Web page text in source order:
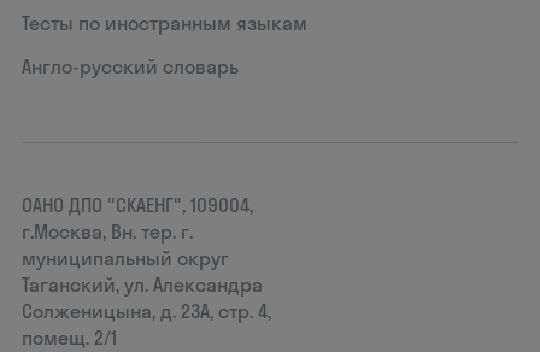
Тесты по иностранным языкам
Англо-русский словарь
ОАНО ДПО "СКАЕНГ", 109004,
г.Москва, Вн. тер. г.
муниципальный округ
Таганский, ул. Александра
Солженицына, д. 23А, стр. 4,
помещ. 2/1